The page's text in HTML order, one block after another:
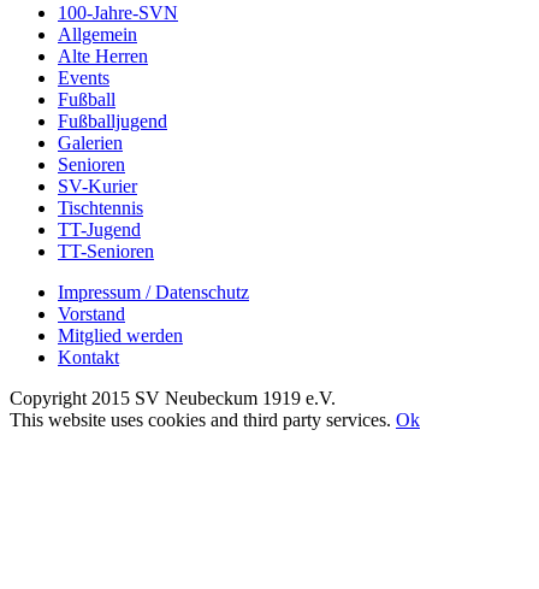
100-Jahre-SVN
Allgemein
Alte Herren
Events
Fußball
Fußballjugend
Galerien
Senioren
SV-Kurier
Tischtennis
TT-Jugend
TT-Senioren
Impressum / Datenschutz
Vorstand
Mitglied werden
Kontakt
Copyright 2015 SV Neubeckum 1919 e.V.
Facebook
E-
Toggle
This website uses cookies and third party services. Ok